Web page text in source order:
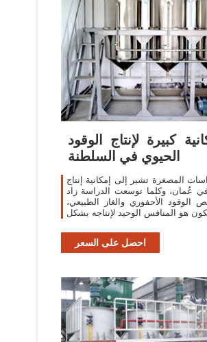
كبيرة لإنتاج الوقود
الحيوي في السلطنة
المصغرة تشير إلى إمكانية إنتاج
في عُمان، وكلما توسعت الدراسة زاد
الوقود الأحفوري والغاز الطبيعي،
هو المنافس الوحيد لإنتاجه بشكل
احصل على السعر